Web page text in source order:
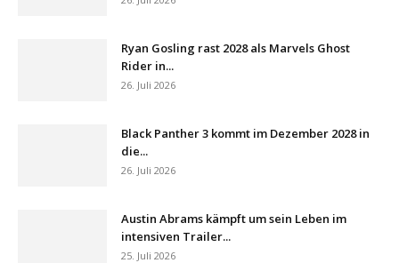
Ryan Gosling rast 2028 als Marvels Ghost
Rider in...
26. Juli 2026
Black Panther 3 kommt im Dezember 2028 in
die...
26. Juli 2026
Austin Abrams kämpft um sein Leben im
intensiven Trailer...
25. Juli 2026